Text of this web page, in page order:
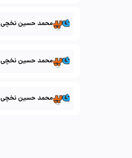
محمد حسین نخچی
محمد حسین نخچی
محمد حسین نخچی